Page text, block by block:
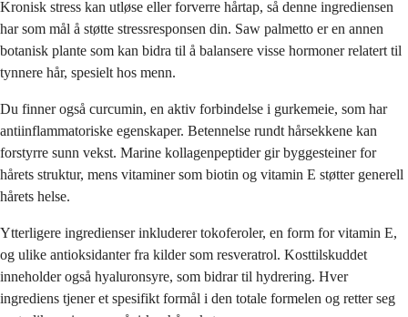
Kronisk stress kan utløse eller forverre hårtap, så denne ingrediensen
har som mål å støtte stressresponsen din. Saw palmetto er en annen
botanisk plante som kan bidra til å balansere visse hormoner relatert til
tynnere hår, spesielt hos menn.
Du finner også curcumin, en aktiv forbindelse i gurkemeie, som har
antiinflammatoriske egenskaper. Betennelse rundt hårsekkene kan
forstyrre sunn vekst. Marine kollagenpeptider gir byggesteiner for
hårets struktur, mens vitaminer som biotin og vitamin E støtter generell
hårets helse.
Ytterligere ingredienser inkluderer tokoferoler, en form for vitamin E,
og ulike antioksidanter fra kilder som resveratrol. Kosttilskuddet
inneholder også hyaluronsyre, som bidrar til hydrering. Hver
ingrediens tjener et spesifikt formål i den totale formelen og retter seg